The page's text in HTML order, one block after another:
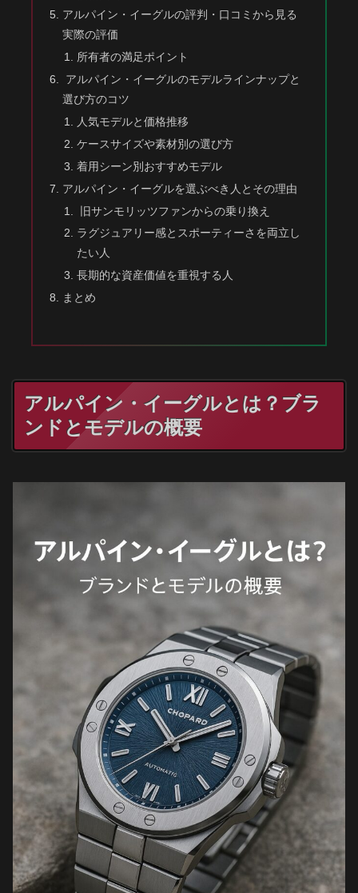
アルパイン・イーグルの評判・口コミから見る
実際の評価
所有者の満足ポイント
アルパイン・イーグルのモデルラインナップと
選び方のコツ
人気モデルと価格推移
ケースサイズや素材別の選び方
着用シーン別おすすめモデル
アルパイン・イーグルを選ぶべき人とその理由
旧サンモリッツファンからの乗り換え
ラグジュアリー感とスポーティーさを両立し
たい人
長期的な資産価値を重視する人
まとめ
アルパイン・イーグルとは？ブラ
ンドとモデルの概要